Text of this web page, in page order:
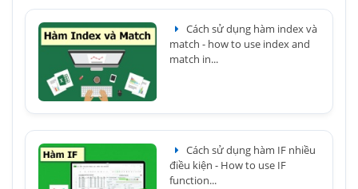
Cách sử dụng hàm index và
match - how to use index and
match in...
Cách sử dụng hàm IF nhiều
điều kiện - How to use IF
function...